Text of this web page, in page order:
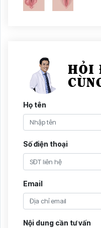
Họ tên
Số điện thoại
Email
Nội dung cần tư vấn